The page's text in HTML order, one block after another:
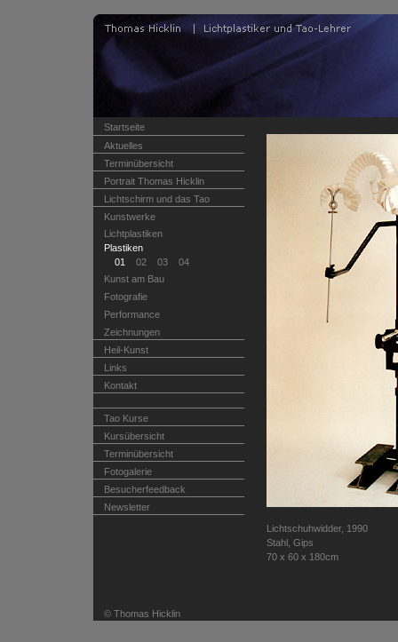
Startseite
Aktuelles
Terminübersicht
Portrait Thomas Hicklin
Lichtschirm und das Tao
Kunstwerke
Lichtplastiken
Plastiken
01
02 03
04
Kunst am Bau
Fotografie
Performance
Zeichnungen
Heil-Kunst
Links
Kontakt
Tao Kurse
Kursübersicht
Terminübersicht
Fotogalerie
Besucherfeedback
Newsletter
Lichtschuhwidder, 1990
Stahl, Gips
70 x 60 x 180cm
© Thomas Hicklin